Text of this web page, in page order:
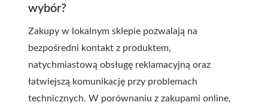
wybór?
Zakupy w lokalnym sklepie pozwalają na
bezpośredni kontakt z produktem,
natychmiastową obsługę reklamacyjną oraz
łatwiejszą komunikację przy problemach
technicznych. W porównaniu z zakupami online,